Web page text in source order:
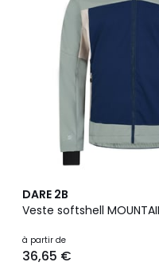
DARE 2B
Veste softshell
à partir de
36,65 €